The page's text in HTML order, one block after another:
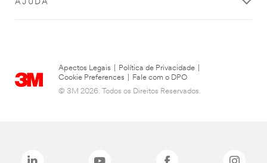
AJUDA
Apectos Legais Política de Privacidade
Cookie Preferences
Fale com o DPO
© 3M 2026. Todos os Direitos Reservados.